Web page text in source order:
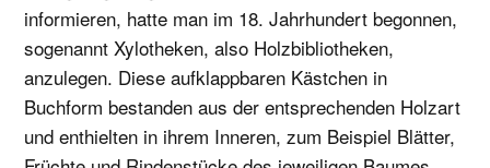
informieren, hatte man im 18. Jahrhundert begonnen,
sogenannt Xylotheken, also Holzbibliotheken,
anzulegen. Diese aufklappbaren Kästchen in
Buchform bestanden aus der entsprechenden Holzart
und enthielten in ihrem Inneren, zum Beispiel Blätter,